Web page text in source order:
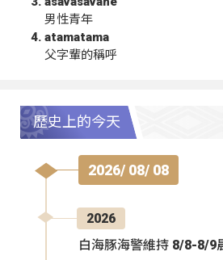
男性青年
atamatama
父字輩的稱呼
歷史上的今天
2026/ 08/ 08
2026
白海豚海警維持 8/8-8/9